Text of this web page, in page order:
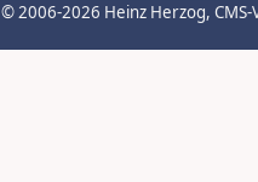
© 2006-2026 Heinz Herzog,